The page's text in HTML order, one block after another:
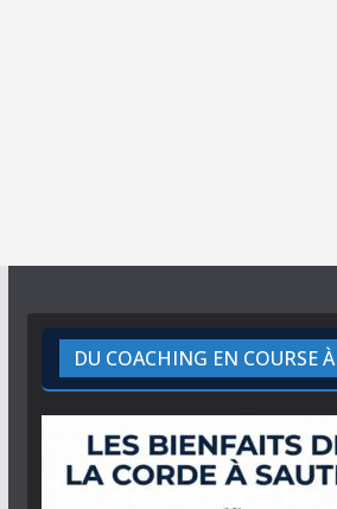
DU COACHING EN COURSE